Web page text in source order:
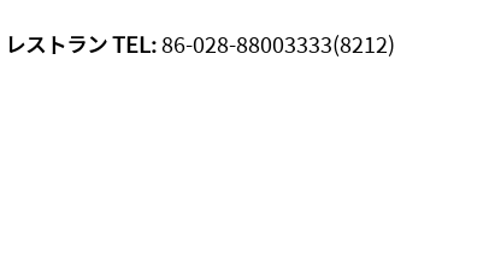
レストラン TEL: 86-028-88003333(8212)